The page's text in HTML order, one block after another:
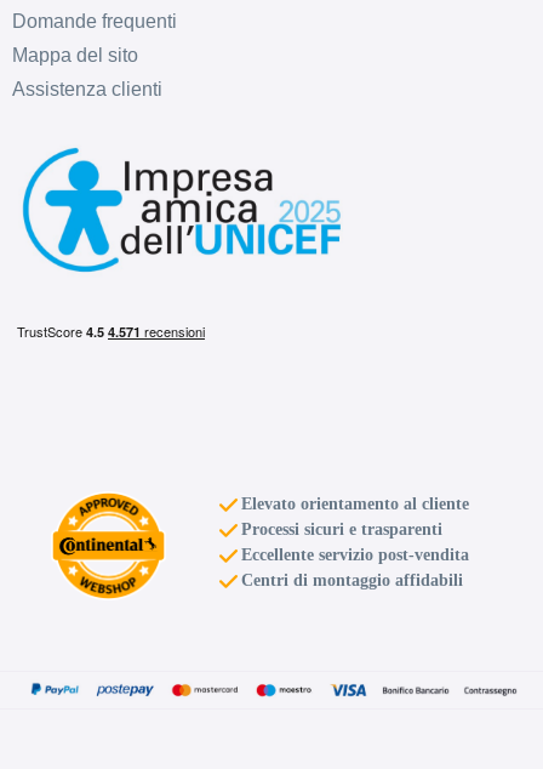
Domande frequenti
Mappa del sito
Assistenza clienti
Elevato orientamento al cliente
Processi sicuri e trasparenti
Eccellente servizio post-vendita
Centri di montaggio affidabili